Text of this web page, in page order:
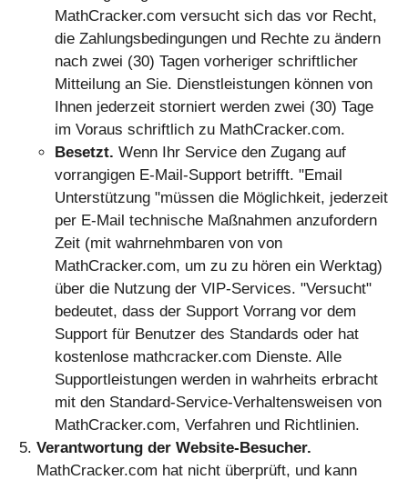
MathCracker.com versucht sich das vor Recht,
die Zahlungsbedingungen und Rechte zu ändern
nach zwei (30) Tagen vorheriger schriftlicher
Mitteilung an Sie. Dienstleistungen können von
Ihnen jederzeit storniert werden zwei (30) Tage
im Voraus schriftlich zu MathCracker.com.
Besetzt. Wenn Ihr Service den Zugang auf
vorrangigen E-Mail-Support betrifft. "Email
Unterstützung "müssen die Möglichkeit, jederzeit
per E-Mail technische Maßnahmen anzufordern
Zeit (mit wahrnehmbaren von von
MathCracker.com, um zu zu hören ein Werktag)
über die Nutzung der VIP-Services. "Versucht"
bedeutet, dass der Support Vorrang vor dem
Support für Benutzer des Standards oder hat
kostenlose mathcracker.com Dienste. Alle
Supportleistungen werden in wahrheits erbracht
mit den Standard-Service-Verhaltensweisen von
MathCracker.com, Verfahren und Richtlinien.
Verantwortung der Website-Besucher.
MathCracker.com hat nicht überprüft, und kann nicht alle überprüfen des auf der Website veröffentlichten Materials, einschließlich Computersoftware, und kann daher nicht dafür verantwortlich gemacht werden Inhalt, Verwendung oder Auswirkungen des Materials. Durch den Betrieb der Website tut MathCracker.com dies nicht darstellen oder implizieren dass es das dort veröffentlichte Material unterstützt oder dass es glaubt, dass dieses Material korrekt, nützlich oder nützlich ist nicht schädlich. Sie sind dafür verantwortlich, die erforderlichen Vorkehrungen zu treffen, um sich und Ihren Computer zu schützen Systeme von Viren, Würmern, Trojanern und anderen schädlichen oder zerstörerischen Inhalten. Die Website kann Inhalte enthalten, die anstößig, unanständig oder auf andere Weise zu beanstanden sind, sowie Inhalte, die Inhalte enthalten technische Ungenauigkeiten, Tippfehler und andere Fehler. Die Website kann auch Material enthalten, das gegen die Datenschutz- oder Publizitätsrechte verstößt oder das geistige Eigentum und andere Eigentumsrechte verletzt Rechte Dritter oder deren Herunterladen, Kopieren oder Verwenden unterliegen zusätzlichen Bestimmungen und